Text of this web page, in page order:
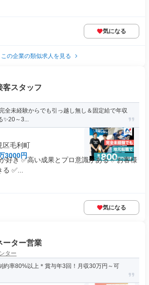
気になる
この企業の類似求人を見る
客スタッフ
全未経験からでも引っ越し無し＆固定給で年収
✨20～3...
区毛利町
3000円
好き ✅高い成果とプロ意識がある ✅お客様
✅...
気になる
ーター営業
ター
約率80%以上＊賞与年3回！月収30万円～可